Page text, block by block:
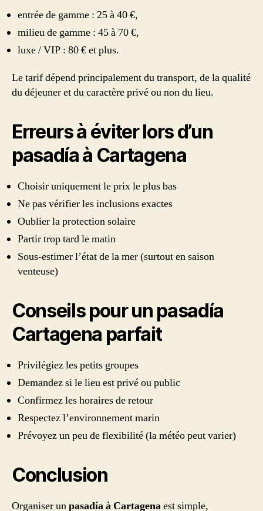
entrée de gamme : 25 à 40 €,
milieu de gamme : 45 à 70 €,
luxe / VIP : 80 € et plus.
Le tarif dépend principalement du transport, de la qualité
du déjeuner et du caractère privé ou non du lieu.
Erreurs à éviter lors d’un
pasadía à Cartagena
Choisir uniquement le prix le plus bas
Ne pas vérifier les inclusions exactes
Oublier la protection solaire
Partir trop tard le matin
Sous-estimer l’état de la mer (surtout en saison
venteuse)
Conseils pour un pasadía
Cartagena parfait
Privilégiez les petits groupes
Demandez si le lieu est privé ou public
Confirmez les horaires de retour
Respectez l’environnement marin
Prévoyez un peu de flexibilité (la météo peut varier)
Conclusion
Organiser unpasadía à Cartagenaest simple,